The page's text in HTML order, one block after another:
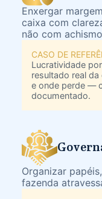
Enxergar
caixa com
não com
CASO DE
Lucratividade
resultado real
e onde perde —
documentado.
Organizar
fazenda